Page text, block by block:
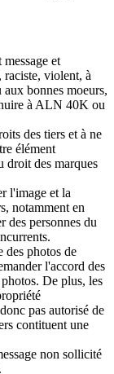
et
raciste, violent, à
bonnes moeurs,
à ALN 40K ou
des tiers et à ne
élément
droit des marques
l'image et la
notamment en
des personnes du
des photos de
l'accord des
De plus, les
pas autorisé de
contituent une
non sollicité